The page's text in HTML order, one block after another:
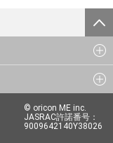
© oricon ME inc.
JASRAC許諾番号：
9009642140Y38026